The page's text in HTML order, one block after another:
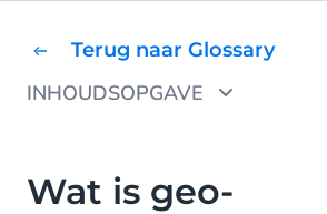
Terug naar Glossary
INHOUDSOPGAVE
Dynamische data
Wat is geo-